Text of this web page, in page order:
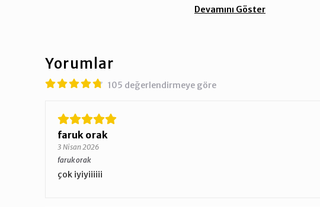
Devamını Göster
Yorumlar
105 değerlendirmeye göre
faruk orak
3 Nisan 2026
faruk orak
çok iyiyiiiiii